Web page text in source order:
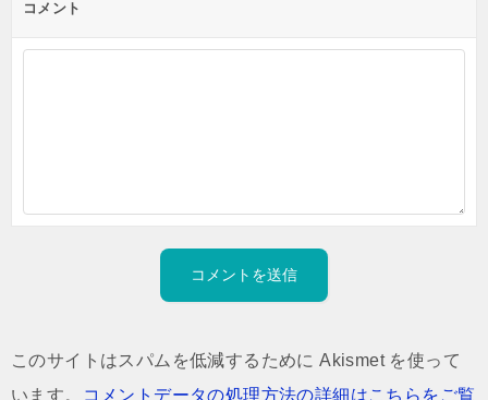
コメント
このサイトはスパムを低減するために Akismet を使って
います。
コメントデータの処理方法の詳細はこちらをご覧